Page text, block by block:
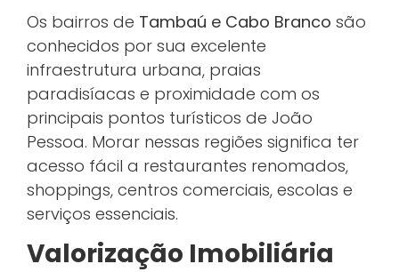
Os bairros de Tambaú e Cabo Branco são
conhecidos por sua excelente
infraestrutura urbana, praias
paradisíacas e proximidade com os
principais pontos turísticos de João
Pessoa. Morar nessas regiões significa ter
acesso fácil a restaurantes renomados,
shoppings, centros comerciais, escolas e
serviços essenciais.
Valorização Imobiliária